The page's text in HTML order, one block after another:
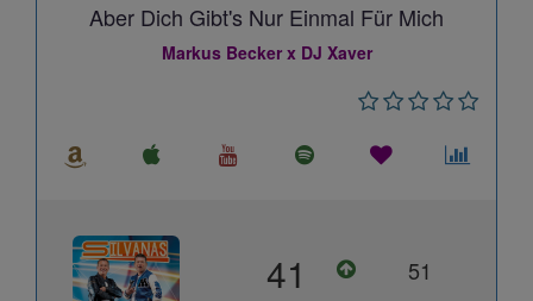
Aber Dich Gibt's Nur Einmal Für Mich
Markus Becker x DJ Xaver
41 51